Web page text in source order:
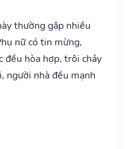
thường gặp nhiều
nữ có tin mừng,
đều hòa hợp, trôi chảy
người nhà đều mạnh